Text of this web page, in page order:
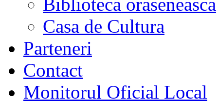
Casa de Cultura
Parteneri
Contact
Monitorul Oficial Local